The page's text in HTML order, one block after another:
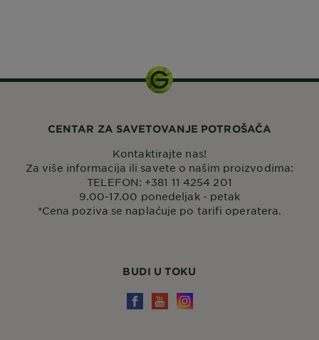
BUDI U TOKU
CENTAR ZA SAVETOVANJE POTROŠAČA
Kontaktirajte nas!
Za više informacija ili savete o našim proizvodima:
TELEFON: +381 11 4254 201
9.00-17.00 ponedeljak - petak
*Cena poziva se naplaćuje po tarifi operatera.